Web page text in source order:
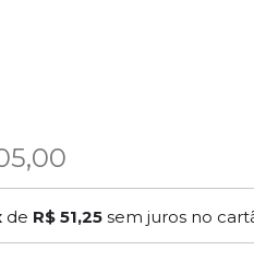
de R$ 51,25 sem juros no